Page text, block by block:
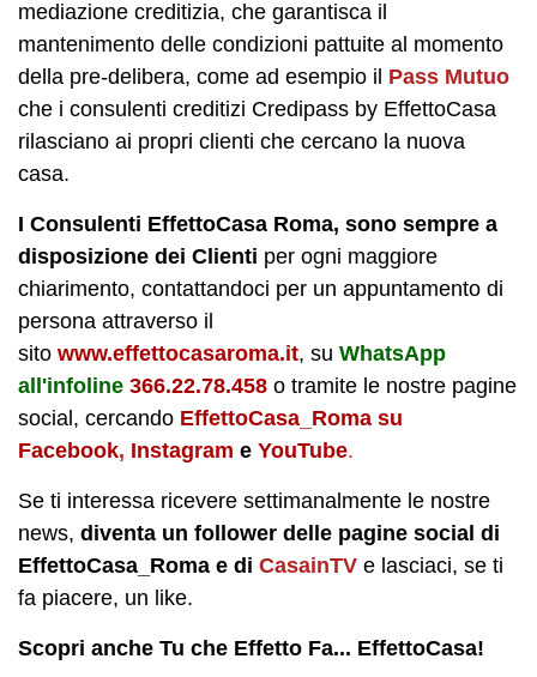
mediazione creditizia, che garantisca il
mantenimento delle condizioni pattuite al momento
della pre-delibera, come ad esempio il Pass Mutuo
che i consulenti creditizi Credipass by EffettoCasa
rilasciano ai propri clienti che cercano la nuova
casa.
I Consulenti EffettoCasa Roma, sono sempre a
disposizione dei Clienti per ogni maggiore
chiarimento, contattandoci per un appuntamento di
persona attraverso il
sito www.effettocasaroma.it, su WhatsApp
all'infoline 366.22.78.458 o tramite le nostre pagine
social, cercando EffettoCasa_Roma su
Facebook, Instagram e YouTube.
Se ti interessa ricevere settimanalmente le nostre
news, diventa un follower delle pagine social di
EffettoCasa_Roma e di CasainTV e lasciaci, se ti
fa piacere, un like.
Scopri anche Tu che Effetto Fa... EffettoCasa!